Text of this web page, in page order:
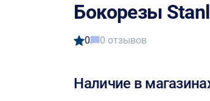
Бокорезы
0 0 отзывов
Наличие в